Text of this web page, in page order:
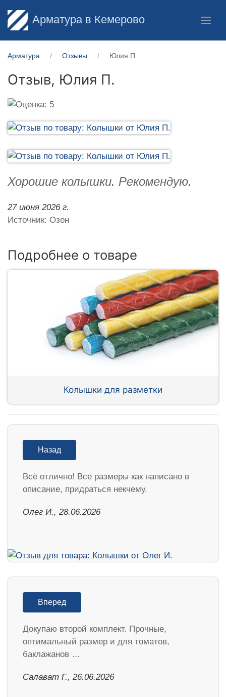
Арматура в Кемерово
Арматура Отзывы Юлия П.
Отзыв, Юлия П.
Хорошие колышки. Рекомендую.
27 июня 2026 г.
Источник: Озон
Подробнее о товаре
Колышки для разметки
Назад
Всё отлично! Все размеры как написано в
описание, придраться некчему.
Олег И., 28.06.2026
Вперед
Докупаю второй комплект. Прочные,
оптимальный размер и для томатов,
баклажанов …
Салават Г., 26.06.2026